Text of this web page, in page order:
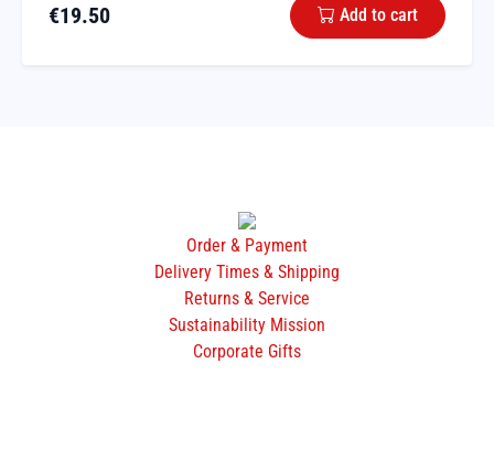
€19.50 Add to cart
Order & Payment
Delivery Times & Shipping
Returns & Service
Sustainability Mission
Corporate Gifts